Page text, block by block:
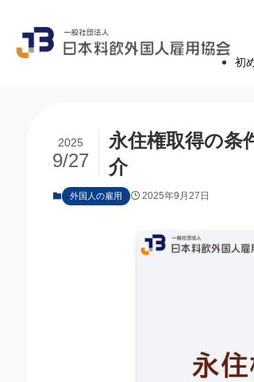
初
永住権取得の条
介
2025
9/27
外国人の雇用 2025年9月27日